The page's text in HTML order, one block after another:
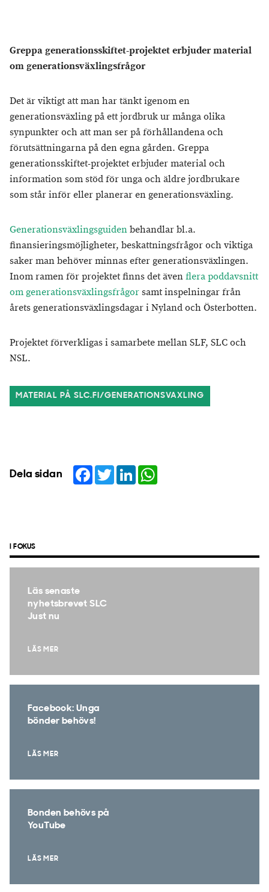
Greppa generationsskiftet-projektet erbjuder material
om generationsväxlingsfrågor
Det är viktigt att man har tänkt igenom en
generationsväxling på ett jordbruk ur många olika
synpunkter och att man ser på förhållandena och
förutsättningarna på den egna gården. Greppa
generationsskiftet-projektet erbjuder material och
information som stöd för unga och äldre jordbrukare
som står inför eller planerar en generationsväxling.
Generationsväxlingsguidenbehandlar bl.a.
finansieringsmöjligheter, beskattningsfrågor och viktiga
saker man behöver minnas efter generationsväxlingen.
Inom ramen för projektet finns det ävenflera poddavsnitt
om generationsväxlingsfrågorsamt inspelningar från
årets generationsväxlingsdagar i Nyland och Österbotten.
Projektet förverkligas i samarbete mellan SLF, SLC och
NSL.
MATERIAL PÅ SLC.FI/GENERATIONSVAXLING
Dela sidan Facebook
TwitterLinkedIn
I FOKUS
Läs senaste
nyhetsbrevet SLC
Just nu
LÄS MER
Facebook: Unga
bönder behövs!
LÄS MER
Bonden behövs på
YouTube
LÄS MER